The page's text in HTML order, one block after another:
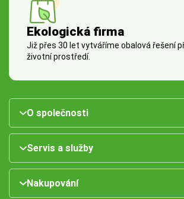
Ekologická firma
Již přes 30 let vytváříme obalová řešení
životní prostředí.
O společnosti
Servis a služby
Nakupování